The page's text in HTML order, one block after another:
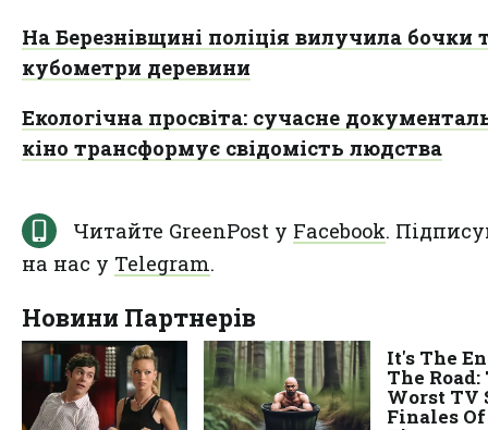
На Березнівщині поліція вилучила бочки
кубометри деревини
Екологічна просвіта: сучасне
кіно трансформує свідомість людства
Читайте GreenPost у Facebook.
на нас у Telegram.